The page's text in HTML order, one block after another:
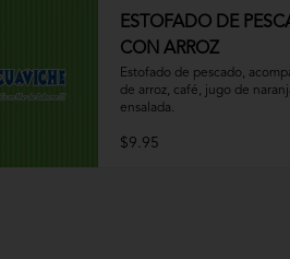
ESTOFADO DE
CON ARROZ
Estofado de pescado,
de arroz, café, jugo de
ensalada.
$9.95